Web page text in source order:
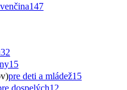
147
32
15
pre deti a mládež15
dospelých12